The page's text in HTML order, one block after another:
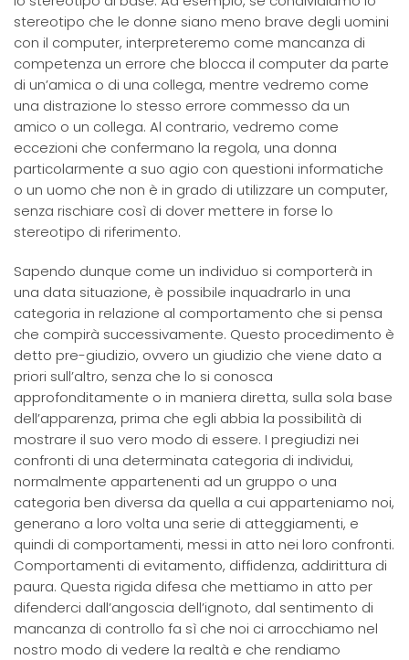
stereotipo che le donne siano meno brave degli uomini
con il computer, interpreteremo come mancanza di
competenza un errore che blocca il computer da parte
di un’amica o di una collega, mentre vedremo come
una distrazione lo stesso errore commesso da un
amico o un collega. Al contrario, vedremo come
eccezioni che confermano la regola, una donna
particolarmente a suo agio con questioni informatiche
o un uomo che non è in grado di utilizzare un computer,
senza rischiare così di dover mettere in forse lo
stereotipo di riferimento.
Sapendo dunque come un individuo si comporterà in
una data situazione, è possibile inquadrarlo in una
categoria in relazione al comportamento che si pensa
che compirà successivamente. Questo procedimento è
detto pre-giudizio, ovvero un giudizio che viene dato a
priori sull’altro, senza che lo si conosca
approfonditamente o in maniera diretta, sulla sola base
dell’apparenza, prima che egli abbia la possibilità di
mostrare il suo vero modo di essere. I pregiudizi nei
confronti di una determinata categoria di individui,
normalmente appartenenti ad un gruppo o una
categoria ben diversa da quella a cui apparteniamo noi,
generano a loro volta una serie di atteggiamenti, e
quindi di comportamenti, messi in atto nei loro confronti.
Comportamenti di evitamento, diffidenza, addirittura di
paura. Questa rigida difesa che mettiamo in atto per
difenderci dall’angoscia dell’ignoto, dal sentimento di
mancanza di controllo fa sì che noi ci arrocchiamo nel
nostro modo di vedere la realtà e che rendiamo